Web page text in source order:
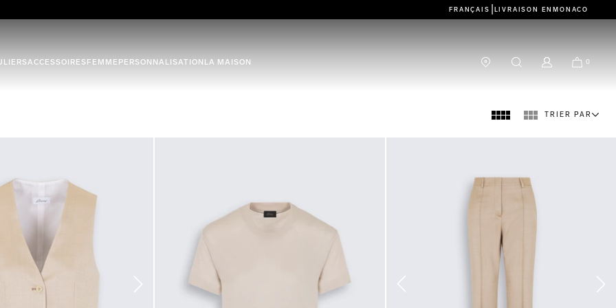
FRANÇAIS LIVRAISON EN MONACO
ACCESSOIRESFEMME PERSONNALISATION LA MAISON 0
TRIER PAR